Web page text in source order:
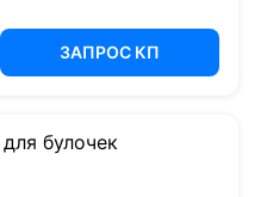
ЗАПРОС КП